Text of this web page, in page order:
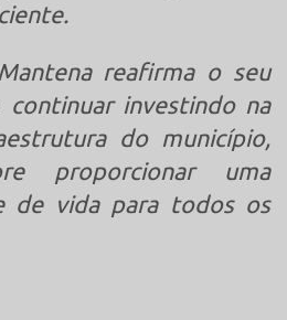
reafirma o seu
continuar investindo na
do município,
proporcionar uma
de vida para todos os